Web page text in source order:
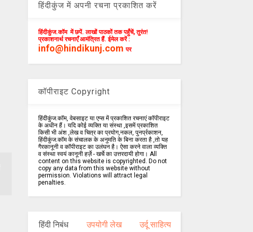
हिंदीकुंज में अपनी रचना प्रकाशित करें
हिंदीकुंज.कॉम में छपें. लाखों पाठकों तक पहुँचें, तुरंत!
प्रकाशनार्थ रचनाएँ आमंत्रित हैं. ईमेल करें :
info@hindikunj.com पर
कॉपीराइट Copyright
हिंदीकुंज.कॉम, वेबसाइट या एप्स में प्रकाशित रचनाएं कॉपीराइट
के अधीन हैं। यदि कोई व्यक्ति या संस्था ,इसमें प्रकाशित
किसी भी अंश ,लेख व चित्र का प्रयोग,नकल, पुनर्प्रकाशन,
हिंदीकुंज.कॉम के संचालक के अनुमति के बिना करता है ,तो यह
गैरकानूनी व कॉपीराइट का उलंघन है। ऐसा करने वाला व्यक्ति
व संस्था स्वयं कानूनी हर्ज़े - खर्चे का उत्तरदायी होगा। All
content on this website is copyrighted. Do not
copy any data from this website without
permission. Violations will attract legal
penalties.
हिंदी निबंध उपयोगी लेख उर्दू साहित्य